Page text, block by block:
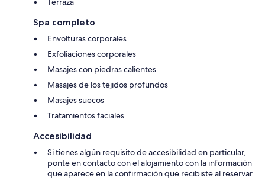
Spa completo
Envolturas corporales
Exfoliaciones corporales
Masajes con piedras calientes
Masajes de los tejidos profundos
Masajes suecos
Tratamientos faciales
Accesibilidad
Si tienes algún requisito de accesibilidad en particular,
ponte en contacto con el alojamiento con la información
que aparece en la confirmación que recibiste al reservar.